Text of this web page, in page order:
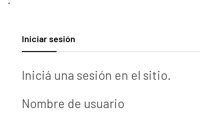
Iniciar sesión
Iniciá una sesión en el sitio.
Nombre de usuario